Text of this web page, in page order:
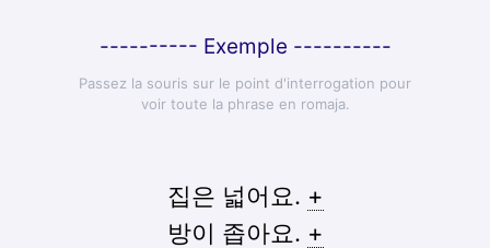
---------- Exemple ----------
Passez la souris sur le point d'interrogation pour
voir toute la phrase en romaja.
집은 넓어요. +
방이 좁아요. +